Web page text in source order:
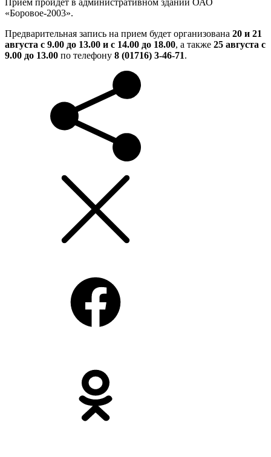
«Боровое-2003».
Предварительная запись на прием будет организована 20 и 21
августа с 9.00 до 13.00 и с 14.00 до 18.00, а также 25 августа с
9.00 до 13.00 по телефону 8 (01716) 3-46-71.